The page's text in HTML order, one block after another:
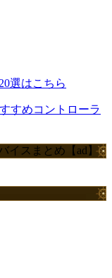
選はこちら
すめコントローラ
イスまとめ【ad】